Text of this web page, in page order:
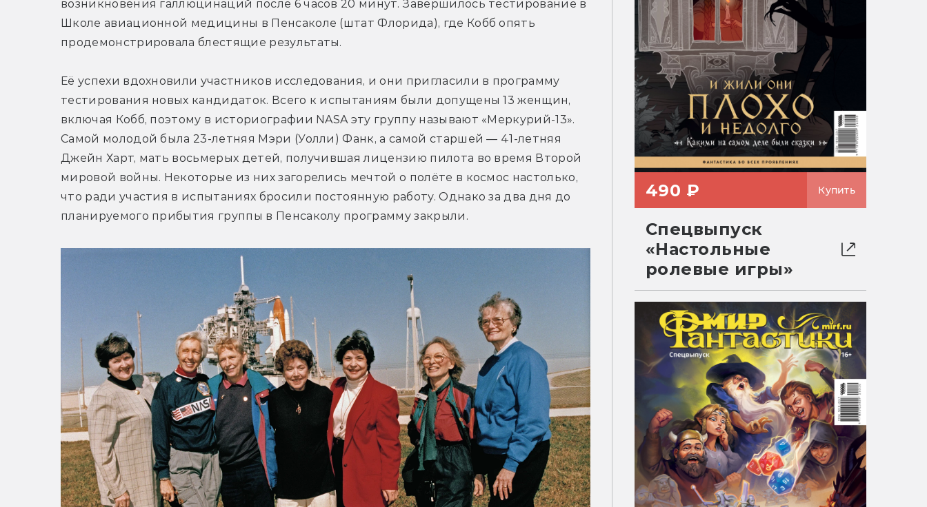
возникновения галлюцинаций после 6 часов 20 минут. Завершилось тестирование в
Школе авиационной медицины в Пенсаколе (штат Флорида), где Кобб опять
продемонстрировала блестящие результаты.
Её успехи вдохновили участников исследования, и они пригласили в программу
тестирования новых кандидаток. Всего к испытаниям были допущены 13 женщин,
включая Кобб, поэтому в историографии NASA эту группу называют «Меркурий-13».
Самой молодой была 23-летняя Мэри (Уолли) Фанк, а самой старшей — 41-летняя
Джейн Харт, мать восьмерых детей, получившая лицензию пилота во время Второй
мировой войны. Некоторые из них загорелись мечтой о полёте в космос настолько,
что ради участия в испытаниях бросили постоянную работу. Однако за два дня до
планируемого прибытия группы в Пенсаколу программу закрыли.
490 ₽ Купить
Спецвыпуск
«Настольные
ролевые игры»